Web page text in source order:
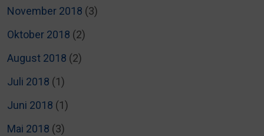
November 2018 (3)
Oktober 2018 (2)
August 2018 (2)
Juli 2018 (1)
Juni 2018 (1)
Mai 2018 (3)